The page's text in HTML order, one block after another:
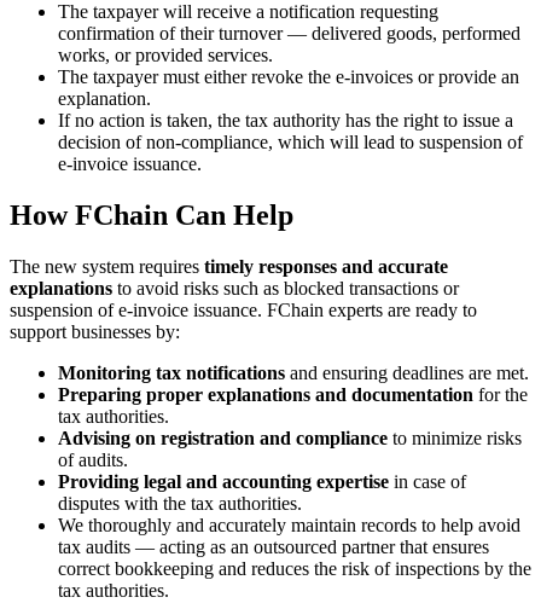
The taxpayer will receive a notification requesting
confirmation of their turnover — delivered goods, performed
works, or provided services.
The taxpayer must either revoke the e-invoices or provide an
explanation.
If no action is taken, the tax authority has the right to issue a
decision of non-compliance, which will lead to suspension of
e-invoice issuance.
How FChain Can Help
The new system requires timely responses and accurate
explanations to avoid risks such as blocked transactions or
suspension of e-invoice issuance. FChain experts are ready to
support businesses by:
Monitoring tax notifications and ensuring deadlines are met.
Preparing proper explanations and documentation for the
tax authorities.
Advising on registration and compliance to minimize risks
of audits.
Providing legal and accounting expertise in case of
disputes with the tax authorities.
We thoroughly and accurately maintain records to help avoid
tax audits — acting as an outsourced partner that ensures
correct bookkeeping and reduces the risk of inspections by the
tax authorities.